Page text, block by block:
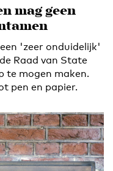
mag geen
'zeer onduidelijk'
Raad van State
te mogen maken.
pen en papier.